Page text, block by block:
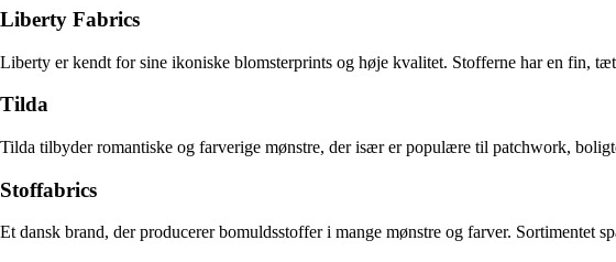
Liberty Fabrics
Liberty er kendt for sine ikoniske blomsterprints og høje kvalitet. Stofferne har en fin,
Tilda
Tilda tilbyder romantiske og farverige mønstre, der især er populære til patchwork,
Stoffabrics
Et dansk brand, der producerer bomuldsstoffer i mange mønstre og farver. Sortimentet